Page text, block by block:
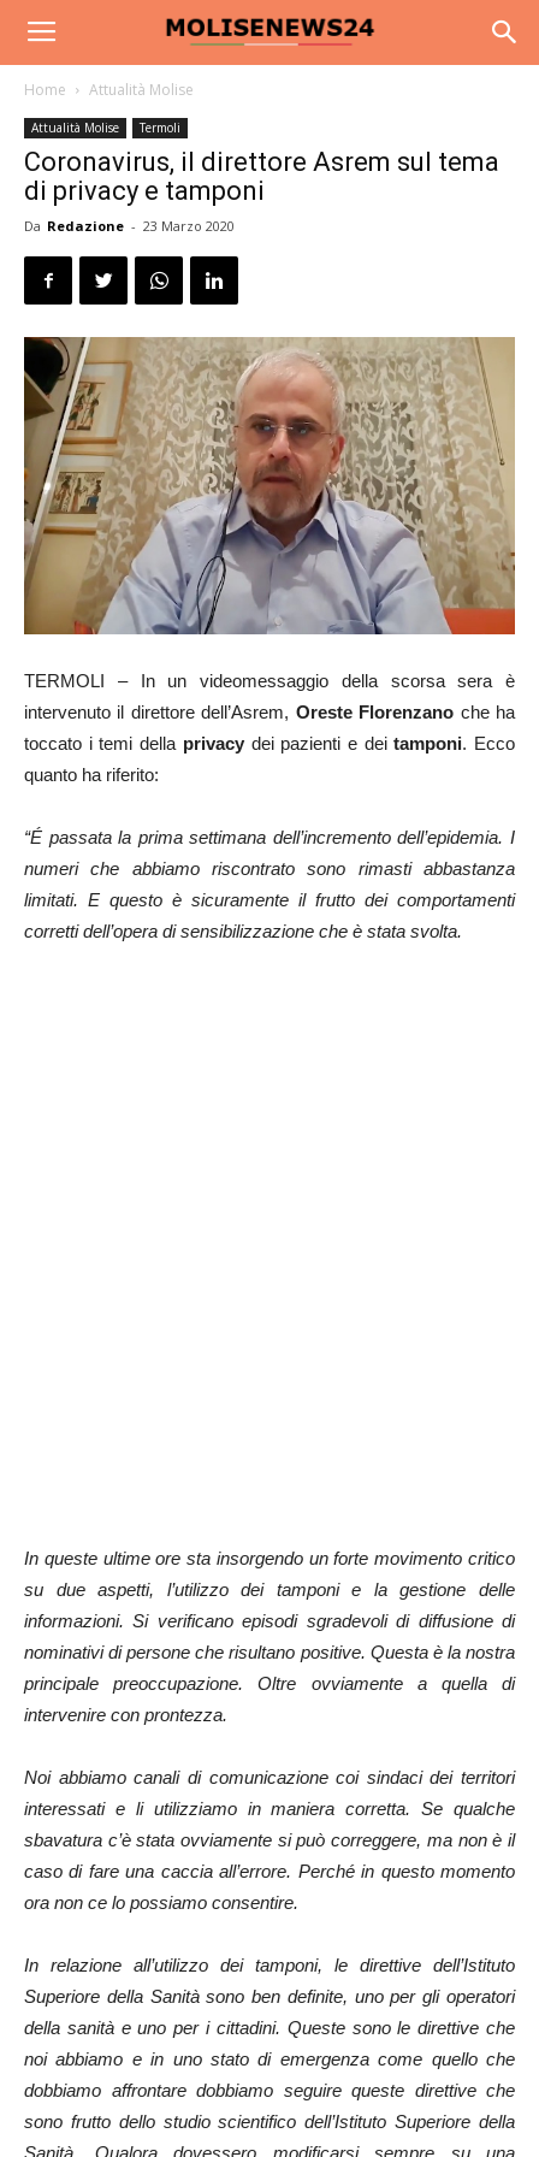
Home Attualità Molise
Attualità Molise Termoli
Coronavirus, il direttore Asrem sul tema
di privacy e tamponi
Da Redazione - 23 Marzo 2020
TERMOLI – In un videomessaggio della scorsa sera è
intervenuto il direttore dell’Asrem, Oreste Florenzano che ha
toccato i temi della privacydei pazienti e deitamponi. Ecco
quanto ha riferito:
“É passata la prima settimana dell’incremento dell’epidemia. I
numeri che abbiamo riscontrato sono rimasti abbastanza
limitati. E questo è sicuramente il frutto dei comportamenti
corretti dell’opera di sensibilizzazione che è stata svolta.
In queste ultime ore sta insorgendo un forte movimento critico
su due aspetti, l’utilizzo dei tamponi e la gestione delle
informazioni. Si verificano episodi sgradevoli di diffusione di
nominativi di persone che risultano positive. Questa è la nostra
principale preoccupazione. Oltre ovviamente a quella di
intervenire con prontezza.
Noi abbiamo canali di comunicazione coi sindaci dei territori
interessati e li utilizziamo in maniera corretta. Se qualche
sbavatura c’è stata ovviamente si può correggere, ma non è il
caso di fare una caccia all’errore. Perché in questo momento
ora non ce lo possiamo consentire.
In relazione all’utilizzo dei tamponi, le direttive dell’Istituto
Superiore della Sanità sono ben definite, uno per gli operatori
della sanità e uno per i cittadini. Queste sono le direttive che
noi abbiamo e in uno stato di emergenza come quello che
dobbiamo affrontare dobbiamo seguire queste direttive che
sono frutto dello studio scientifico dell’Istituto Superiore della